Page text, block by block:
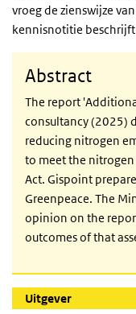
vroeg de zienswijze
kennisnotitie
Abstract
The report
consultancy (2025)
reducing nitrogen
to meet the
Act. Gispoint
Greenpeace. The
opinion on the
outcomes of that
Uitgever